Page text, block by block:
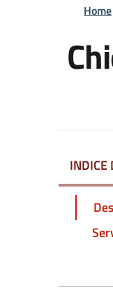
Home
INDICE